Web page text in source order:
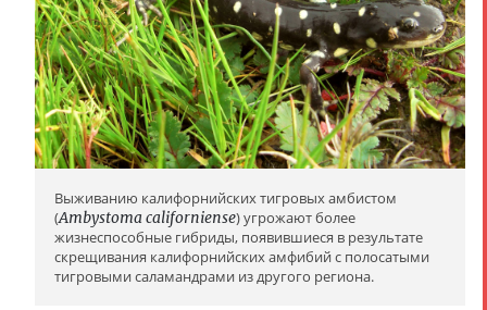
Выживанию калифорнийских тигровых амбистом
(Ambystoma californiense) угрожают более
жизнеспособные гибриды, появившиеся в результате
скрещивания калифорнийских амфибий с полосатыми
тигровыми саламандрами из другого региона.